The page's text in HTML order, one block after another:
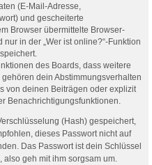
(E-Mail-Adresse,
und gescheiterte
Browser übermittelte Browser-
in der „Wer ist online?“-Funktion
des Boards, dass weitere
dein Abstimmungsverhalten
von deinen Beiträgen oder explizit
Benachrichtigungsfunktionen.
(Hash) gespeichert,
dieses Passwort nicht auf
Das Passwort ist dein Schlüssel
geh mit ihm sorgsam um.